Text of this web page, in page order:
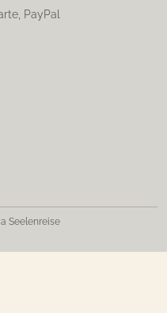
PayPal
Seelenreise